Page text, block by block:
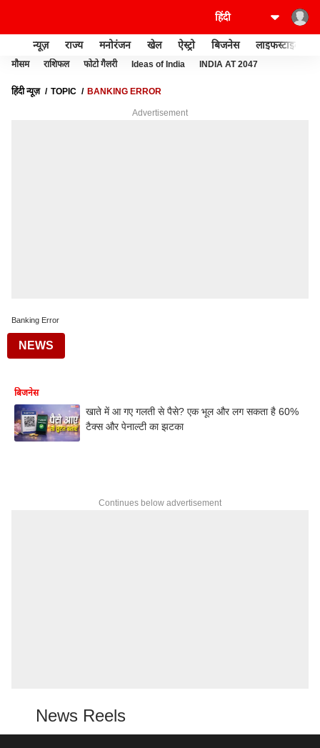
न्यूज़ राज्य मनोरंजन खेल ऐस्ट्रो बिजनेस लाइफस्टाइल
मौसम राशिफल फोटो गैलरी Ideas of India INDIA AT 2047
हिंदी न्यूज़ TOPIC BANKING ERROR
Advertisement
Banking Error
NEWS
बिजनेस
खाते में आ गए गलती से पैसे? एक भूल और लग सकता है 60%
टैक्स और पेनाल्टी का झटका
Continues below advertisement
News Reels